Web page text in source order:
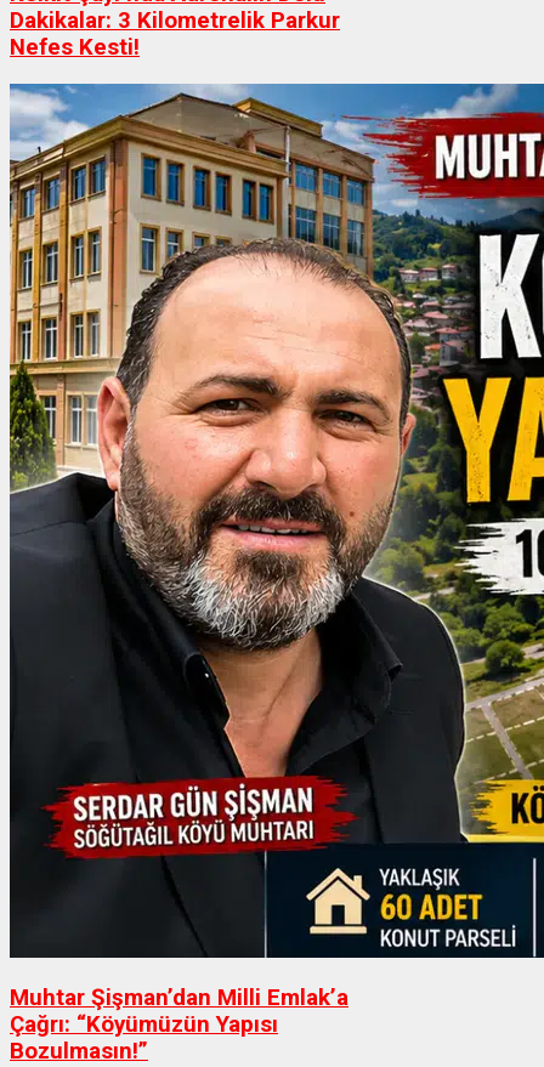
Dakikalar: 3 Kilometrelik Parkur
Nefes Kesti!
Muhtar Şişman’dan Milli Emlak’a
Çağrı: “Köyümüzün Yapısı
Bozulmasın!”